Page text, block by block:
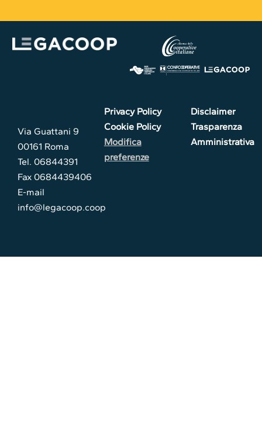
Via Guattani 9
00161 Roma
Tel. 06844391
Fax 0684439406
E-mail
info@legacoop.coop
Privacy Policy
Cookie Policy
Modifica
preferenze
Disclaimer
Trasparenza
Amministrativa